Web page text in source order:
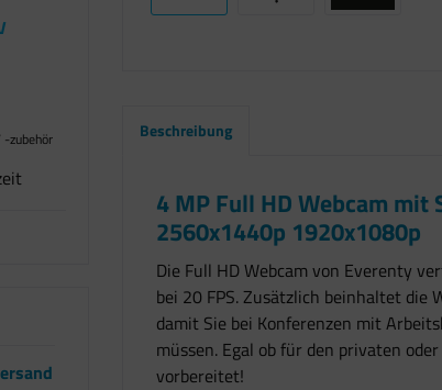
zubehör
Beschreibung
4 MP Full HD Webcam
2560x1440p 1920x1080p
Die Full HD Webcam von Everenty
bei 20 FPS. Zusätzlich beinhaltet
damit Sie bei Konferenzen mit
müssen. Egal ob für den privaten
vorbereitet!